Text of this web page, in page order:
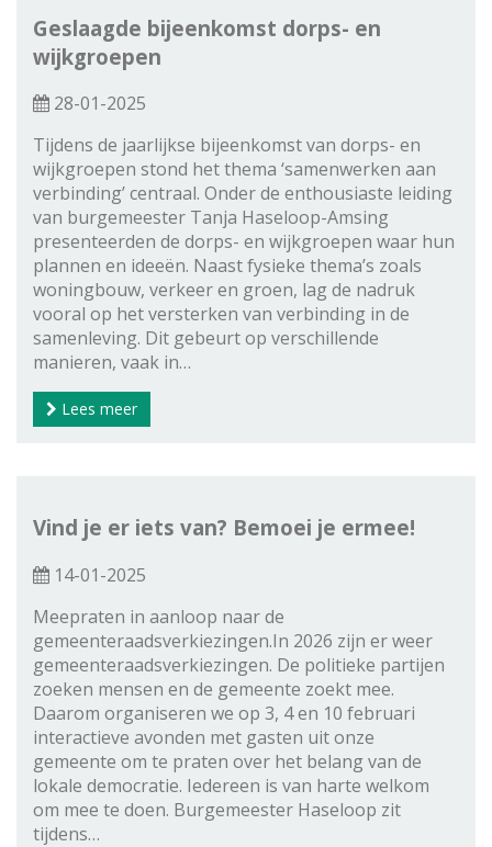
Geslaagde bijeenkomst dorps- en
wijkgroepen
28-01-2025
Tijdens de jaarlijkse bijeenkomst van dorps- en
wijkgroepen stond het thema ‘samenwerken aan
verbinding’ centraal. Onder de enthousiaste leiding
van burgemeester Tanja Haseloop-Amsing
presenteerden de dorps- en wijkgroepen waar hun
plannen en ideeën. Naast fysieke thema’s zoals
woningbouw, verkeer en groen, lag de nadruk
vooral op het versterken van verbinding in de
samenleving. Dit gebeurt op verschillende
manieren, vaak in…
Lees meer
Vind je er iets van? Bemoei je ermee!
14-01-2025
Meepraten in aanloop naar de
gemeenteraadsverkiezingen.In 2026 zijn er weer
gemeenteraadsverkiezingen. De politieke partijen
zoeken mensen en de gemeente zoekt mee.
Daarom organiseren we op 3, 4 en 10 februari
interactieve avonden met gasten uit onze
gemeente om te praten over het belang van de
lokale democratie. Iedereen is van harte welkom
om mee te doen. Burgemeester Haseloop zit
tijdens…